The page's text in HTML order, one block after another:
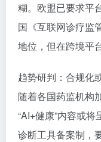
糊。欧盟已要求平
国《互联网诊疗监
地位，但在跨境平
趋势研判：合规化
随着各国药监机构
“AI+健康”内容或
诊断工具备案制，